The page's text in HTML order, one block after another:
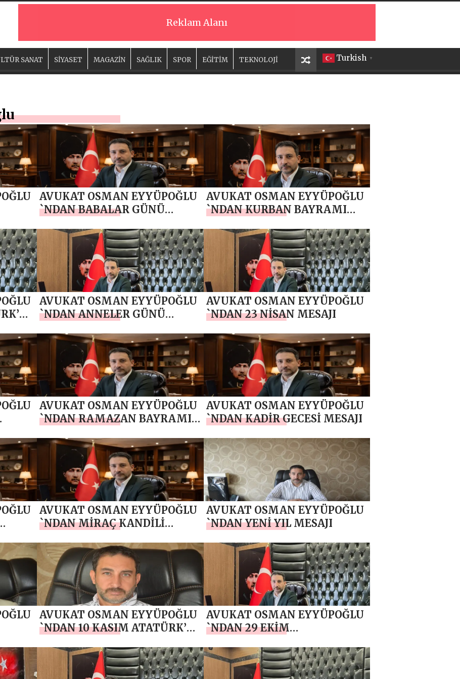
Reklam Alanı
Turkish ▼
SANAT SİYASET MAGAZİN SAĞLIK SPOR EĞİTİM TEKNOLOJİ
AVUKAT OSMAN EYYÜPOĞLU
`NDAN BABALAR GÜNÜ
AVUKAT OSMAN EYYÜPOĞLU
`NDAN KURBAN BAYRAMI
AVUKAT OSMAN EYYÜPOĞLU
`NDAN ANNELER GÜNÜ
AVUKAT OSMAN EYYÜPOĞLU
`NDAN 23 NİSAN MESAJI
AVUKAT OSMAN EYYÜPOĞLU
`NDAN RAMAZAN BAYRAMI
AVUKAT OSMAN EYYÜPOĞLU
`NDAN KADİR GECESİ MESAJI
AVUKAT OSMAN EYYÜPOĞLU
`NDAN MİRAÇ KANDİLİ
AVUKAT OSMAN EYYÜPOĞLU
`NDAN YENİ YIL MESAJI
AVUKAT OSMAN EYYÜPOĞLU
`NDAN 10 KASIM ATATÜRK’Ü
AVUKAT OSMAN EYYÜPOĞLU
`NDAN 29 EKİM
MESAJI